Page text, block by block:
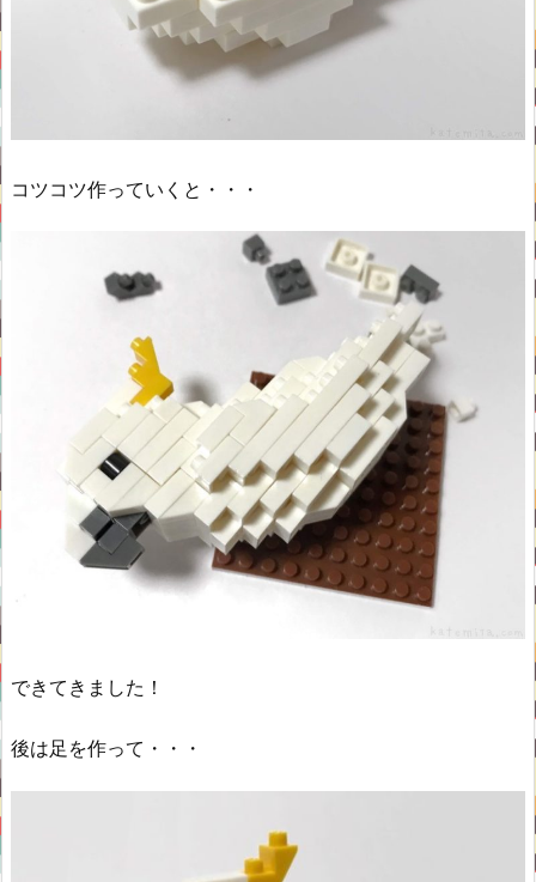
コツコツ作っていくと・・・
できてきました！
後は足を作って・・・